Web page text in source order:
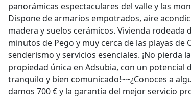
panorámicas espectaculares del valle y las
Dispone de armarios empotrados, aire
madera y suelos cerámicos. Vivienda rodeada
minutos de Pego y muy cerca de las playas de
senderismo y servicios esenciales. ¡No pierda
propiedad única en Adsubia, con un
tranquilo y bien comunicado!~~¿Conoces a
damos 700 € y la garantía del mejor servicio